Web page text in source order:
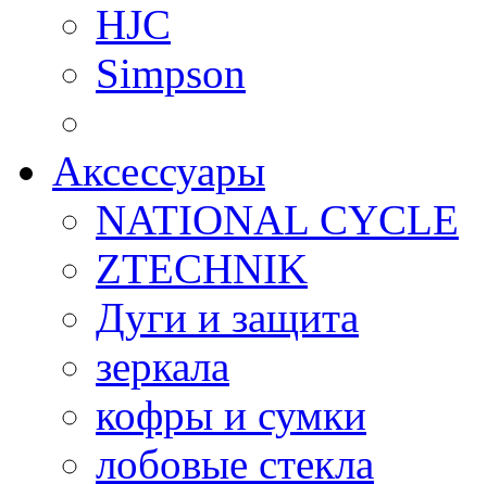
HJC
Simpson
Аксессуары
NATIONAL CYCLE
ZTECHNIK
Дуги и защита
зеркала
кофры и сумки
лобовые стекла